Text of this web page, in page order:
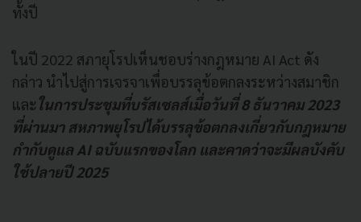
ทั้งปี
ในปี 2022 สภายุโรปเห็นชอบร่างกฎหมาย AI Act ดัง
กล่าว นำไปสู่การเจรจาเพื่อบรรลุข้อตกลงระหว่างสมาชิก
และ ในการประชุมที่บรัสเซลส์เมื่อวันที่ 8 ธันวาคม 2023
ที่ผ่านมา สหภาพยุโรปได้บรรลุข้อตกลงเกี่ยวกับกฎหมาย
กำกับดูแล AI ฉบับแรกของโลก และคาดว่าจะมีผลบังคับ
ใช้ปลายปี 2025